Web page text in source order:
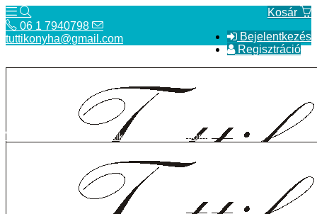
Kosár
Bejelentkezés
Regisztráció
06 1 7940798
tuttikonyha@gmail.com
tuttikonyha@gmail.com